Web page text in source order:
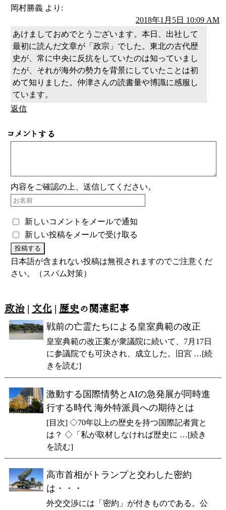
岡村勝義 より:
2018年1月5日 10:09 AM
あけましておめでとうございます。本日、出社して
最初に読んだ文章が「政宗」でした。東北の古代歴
史が、常に中央に反抗をしていたのは知っていまし
たが、それが海外の勢力を背景にしていたことは初
めて知りました。仲津さんの読書量や博識に感服し
ています。
返信
コメントする
内容をご確認の上、送信してください。
新しいコメントをメールで通知
新しい投稿をメールで受け取る
日本語が含まれない投稿は無視されますのでご注意くだ
さい。（スパム対策）
政治| 文化 | 歴史の関連記事
戦前の亡霊たちによる皇室典範の改正
皇室典範の改正案が衆議院に続いて、7月17日
に参議院でも可決され、成立した。旧宮 …[続
きを読む]
激動する国際情勢とAIの急発展が同時進
行する時代 海外特派員への期待とは
[目次] ◇70年以上の歴史を持つ国際記者賞と
は？ ◇「私が取材しなければ歴史に …[続き
を読む]
高市首相がトランプと交わした密約
は・・・
外交交渉には「密約」が付きものである。公